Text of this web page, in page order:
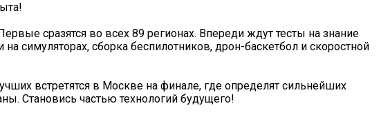
сразятся во всех 89 регионах. Впереди ждут тесты на знание
на симуляторах, сборка беспилотников, дрон-баскетбол и скоростной
встретятся в Москве на финале, где определят сильнейших
Становись частью технологий будущего!